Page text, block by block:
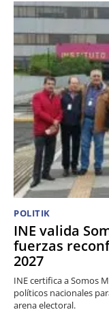
POLITIK
INE valida
fuerzas
2027
INE certifica a Somos
políticos nacionales
arena electoral.